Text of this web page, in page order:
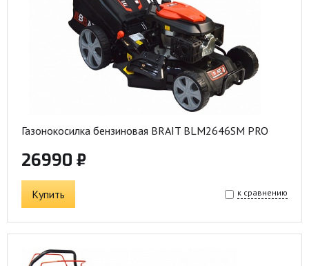
Газонокосилка бензиновая BRAIT BLM2646SM PRO
26990 ₽
Купить к сравнению